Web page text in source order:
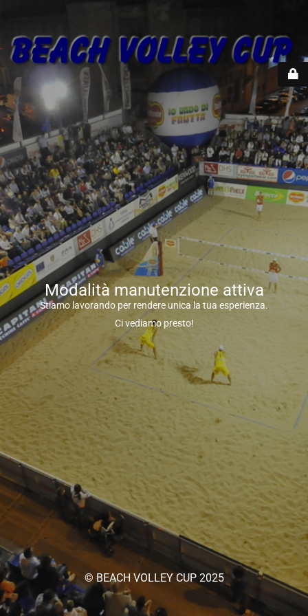
Modalità manutenzione attiva
Stiamo lavorando per rendere unica la tua esperienza.
Ci vediamo presto!
© BEACH VOLLEY CUP 2025